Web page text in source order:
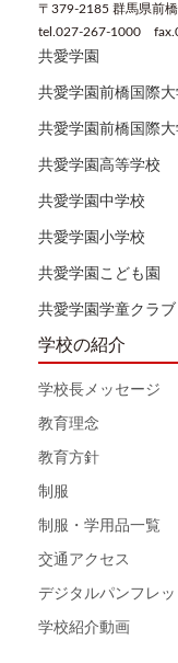
〒379-2185 群馬県前
tel.027-267-1000
共愛学園
共愛学園前橋国際
共愛学園前橋国際
共愛学園高等学校
共愛学園中学校
共愛学園小学校
共愛学園こども園
共愛学園学童クラブ
学校の紹介
学校長メッセージ
教育理念
教育方針
制服
制服・学用品一覧
交通アクセス
デジタルパンフレッ
学校紹介動画